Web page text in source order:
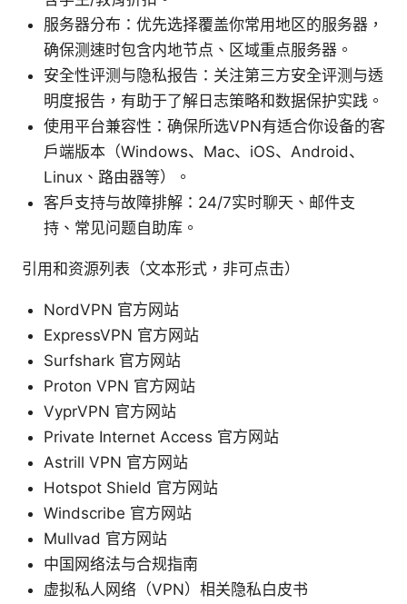
服务器分布：优先选择覆盖你常用地区的服务器，
确保测速时包含内地节点、区域重点服务器。
安全性评测与隐私报告：关注第三方安全评测与透
明度报告，有助于了解日志策略和数据保护实践。
使用平台兼容性：确保所选VPN有适合你设备的客
户端版本（Windows、Mac、iOS、Android、
Linux、路由器等）。
客户支持与故障排解：24/7实时聊天、邮件支
持、常见问题自助库。
引用和资源列表（文本形式，非可点击）
NordVPN 官方网站
ExpressVPN 官方网站
Surfshark 官方网站
Proton VPN 官方网站
VyprVPN 官方网站
Private Internet Access 官方网站
Astrill VPN 官方网站
Hotspot Shield 官方网站
Windscribe 官方网站
Mullvad 官方网站
中国网络法与合规指南
虚拟私人网络（VPN）相关隐私白皮书